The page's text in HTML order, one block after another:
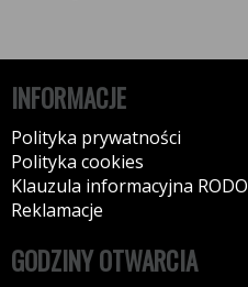
INFORMACJE
Polityka prywatności
Polityka cookies
Klauzula informacyjna RODO
Reklamacje
GODZINY OTWARCIA